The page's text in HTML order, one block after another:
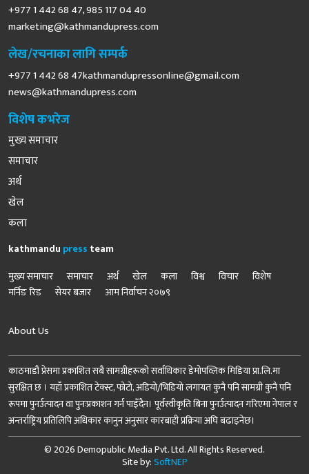
+977 1 442 68 47, 985 117 04 40
marketing@kathmandupress.com
लेख/रचनाका लागि सम्पर्क
+977 1 442 68 47kathmandupressonline@gmail.com
news@kathmandupress.com
विशेष कभरेज
मुख्य समाचार
समाचार
अर्थ
खेल
कला
kathmandu press team
मुख्य समाचार
समाचार अर्थ खेल कला विश्व विचार
विशेष
मर्निङ रिड
सेयर बजार आम निर्वाचन २०७९
About Us
काठमाडौं प्रेसमा प्रकाशित सबै सामग्रीहरूको सर्वाधिकार डेमोपव्लिक मिडिया प्रा.लि.मा
सुरक्षित छ । यहाँ प्रकाशित टेक्स्ट, फोटो, अडियो/भिडियो लगायत कुनै पनि सामग्री कुनै पनि
रूपमा पुनर्उत्पादन वा पुनःप्रकाशन गर्न पाइँदैन। पूर्वस्वीकृति बिना पुनर्उत्पादन गरिएमा नेपाल र
अन्तर्राष्ट्रिय प्रतिलिपि अधिकार कानुन अनुसार कारबाही प्रक्रिया अघि बढाइनेछ।
© 2026 Demopublic Media Pvt. Ltd. All Rights Reserved.
Site by:SoftNEP